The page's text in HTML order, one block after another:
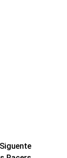
Siguente